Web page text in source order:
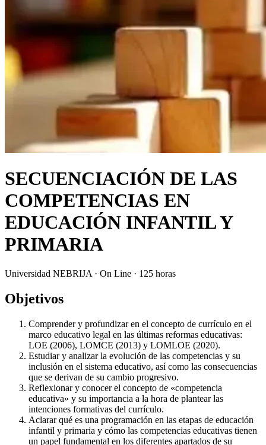
SECUENCIACIÓN DE LAS
COMPETENCIAS EN
EDUCACIÓN INFANTIL Y
PRIMARIA
Universidad NEBRIJA · On Line · 125 horas
Objetivos
Comprender y profundizar en el concepto de currículo en el
marco educativo legal en las últimas reformas educativas:
LOE (2006), LOMCE (2013) y LOMLOE (2020).
Estudiar y analizar la evolución de las competencias y su
inclusión en el sistema educativo, así como las consecuencias
que se derivan de su cambio progresivo.
Reflexionar y conocer el concepto de «competencia
educativa» y su importancia a la hora de plantear las
intenciones formativas del currículo.
Aclarar qué es una programación en las etapas de educación
infantil y primaria y cómo las competencias educativas tienen
un papel fundamental en los diferentes apartados de su